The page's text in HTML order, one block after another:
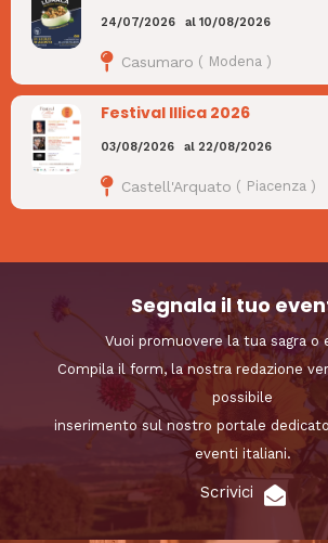
24/07/2026 al 10/08/2026
Casumaro ( Modena )
Festival Illica 2026
03/08/2026 al 22/08/2026
Castell'Arquato ( Piacenza)
Segnala il tuo
Vuoi promuovere la tua sagra o
Compila il form, la nostra redazione
possibile
inserimento sul nostro portale
eventi italiani.
Scrivici